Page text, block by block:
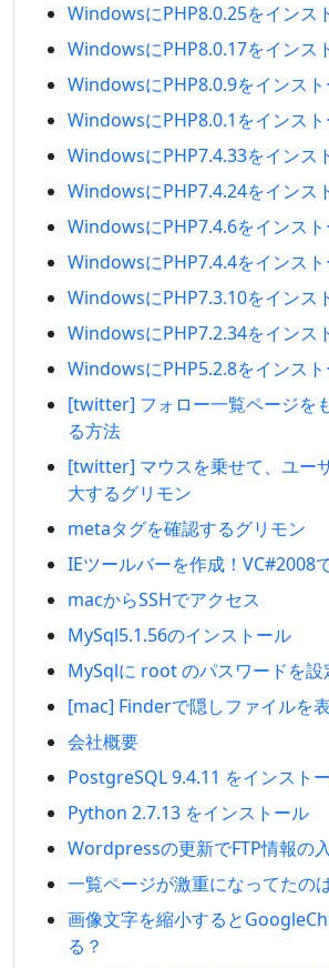
WindowsにPHP8.0.25をインス
WindowsにPHP8.0.17をインス
WindowsにPHP8.0.9をインス
WindowsにPHP8.0.1をインス
WindowsにPHP7.4.33をインス
WindowsにPHP7.4.24をインス
WindowsにPHP7.4.6をインス
WindowsにPHP7.4.4をインス
WindowsにPHP7.3.10をインス
WindowsにPHP7.2.34をインス
WindowsにPHP5.2.8をインス
[twitter] フォロー一覧ページを
る方法
[twitter] マウスを乗せて、ユー
大するグリモン
metaタグを確認するグリモン
IEツールバーを作成！VC#2008
macからSSHでアクセス
MySql5.1.56のインストール
MySqlに root のパスワードを設
[mac] Finderで隠しファイルを
会社概要
PostgreSQL 9.4.11 をインスト
Python 2.7.13 をインストール
Wordpressの更新でFTP情報の
一覧ページが激重になってたの
画像文字を縮小すると
る？